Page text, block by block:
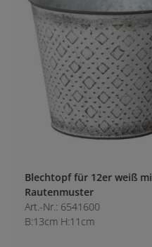
Blechtopf für 12er weiß mit
Rautenmuster
Art.-Nr.: 6541600
B:13cm H:11cm